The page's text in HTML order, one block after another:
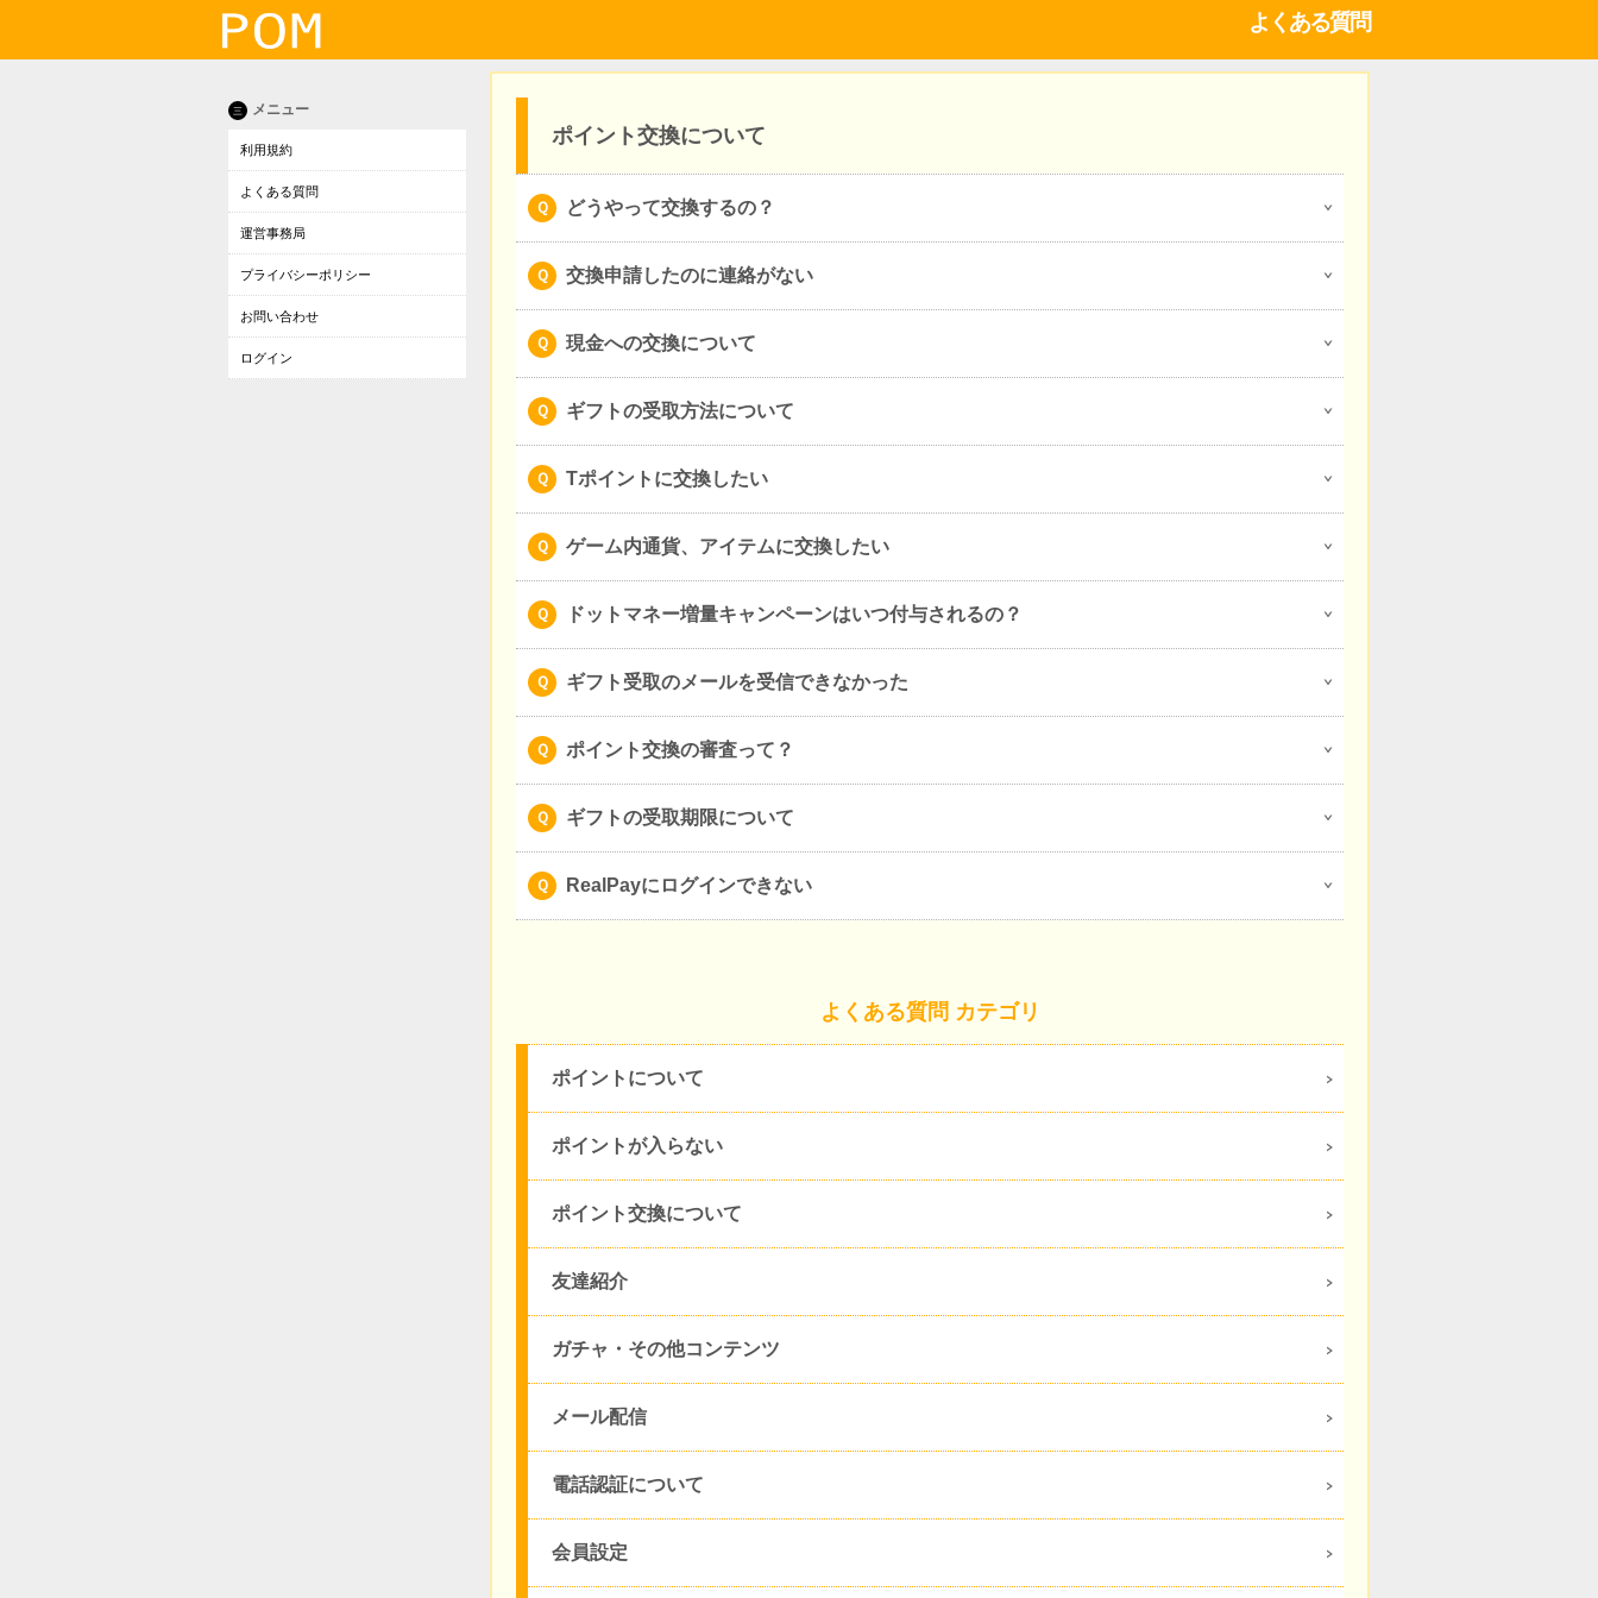
よくある質問
三 メニュー
利用規約
よくある質問
運営事務局
プライバシーポリシー
お問い合わせ
ログイン
ポイント交換について
どうやって交換するの？
交換申請したのに連絡がない
現金への交換について
ギフトの受取方法について
Tポイントに交換したい
ゲーム内通貨、アイテムに交換したい
ドットマネー増量キャンペーンはいつ付与されるの？
ギフト受取のメールを受信できなかった
ポイント交換の審査って？
ギフトの受取期限について
RealPayにログインできない
よくある質問 カテゴリ
ポイントについて
ポイントが入らない
ポイント交換について
友達紹介
ガチャ・その他コンテンツ
メール配信
電話認証について
会員設定